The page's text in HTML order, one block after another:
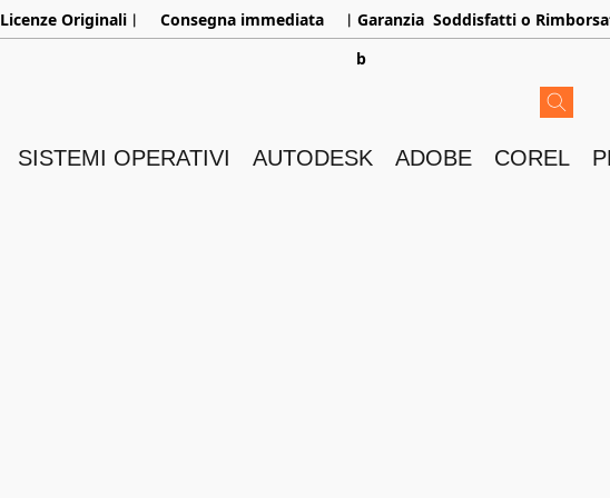
Licenze Originaliㅤ︳ Consegna immediata ㅤ︳Garanzia Soddisfatti o
b
SISTEMI OPERATIVI AUTODESK ADOBE COREL